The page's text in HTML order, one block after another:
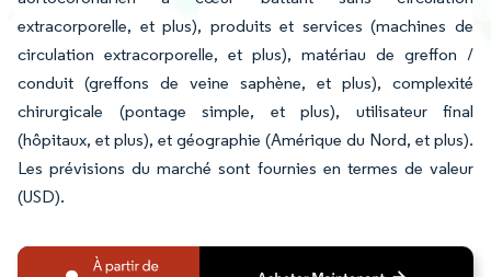
extracorporelle, et plus), produits et services (machines de
circulation extracorporelle, et plus), matériau de greffon /
conduit (greffons de veine saphène, et plus), complexité
chirurgicale (pontage simple, et plus), utilisateur final
(hôpitaux, et plus), et géographie (Amérique du Nord, et plus).
Les prévisions du marché sont fournies en termes de valeur
(USD).